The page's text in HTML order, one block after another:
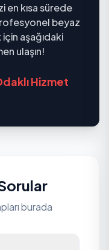
en kısa sürede
beyaz
aşağıdaki
ulaşın!
Hizmet
burada